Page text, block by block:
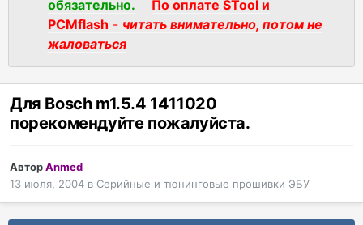
обязательно.
По оплате STool и
PCMflash - читать внимательно, потом не
жаловаться
Для Bosch m1.5.4 1411020
порекомендуйте пожалуйста.
АвторAnmed
13 июля, 2004 в Серийные и тюнинговые прошивки ЭБУ